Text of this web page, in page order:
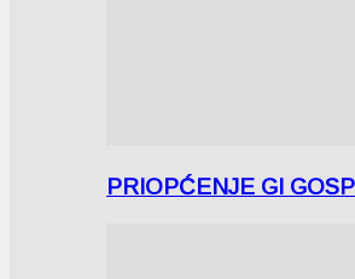
PRIOPĆENJE GI